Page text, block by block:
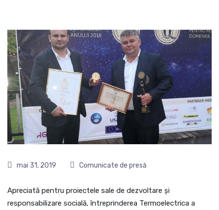
mai 31, 2019 Comunicate de presă
Apreciată pentru proiectele sale de dezvoltare și
responsabilizare socială, întreprinderea Termoelectrica a